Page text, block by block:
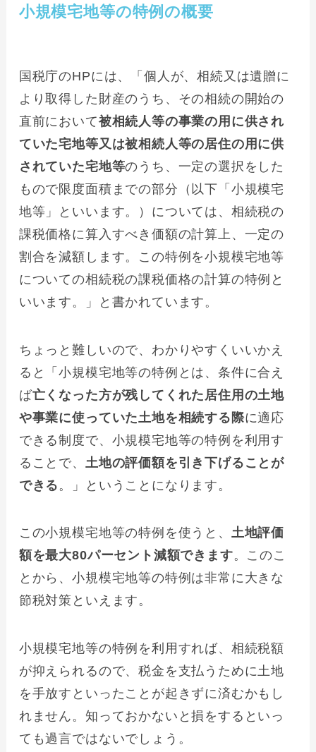
小規模宅地等の特例の概要
国税庁のHPには、「個人が、相続又は遺贈に
より取得した財産のうち、その相続の開始の
直前において被相続人等の事業の用に供され
ていた宅地等又は被相続人等の居住の用に供
されていた宅地等のうち、一定の選択をした
もので限度面積までの部分（以下「小規模宅
地等」といいます。）については、相続税の
課税価格に算入すべき価額の計算上、一定の
割合を減額します。この特例を小規模宅地等
についての相続税の課税価格の計算の特例と
いいます。」と書かれています。
ちょっと難しいので、わかりやすくいいかえ
ると「小規模宅地等の特例とは、条件に合え
ば亡くなった方が残してくれた居住用の土地
や事業に使っていた土地を相続する際に適応
できる制度で、小規模宅地等の特例を利用す
ることで、
土地の評価額を引き下げることが
できる 。」ということになります。
この小規模宅地等の特例を使うと、 土地評価
額を最大80パーセント減額できます。このこ
とから、小規模宅地等の特例は非常に大きな
節税対策といえます。
小規模宅地等の特例を利用すれば、相続税額
が抑えられるので、税金を支払うために土地
を手放すといったことが起きずに済むかもし
れません。知っておかないと損をするといっ
ても過言ではないでしょう。